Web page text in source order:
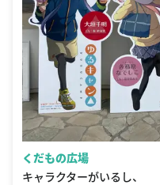
くだもの広場
キャラクターがいるし、